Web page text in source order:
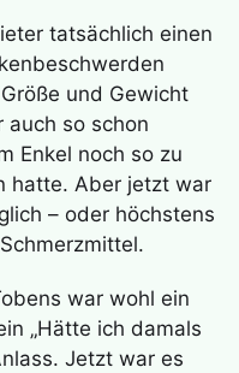
tatsächlich einen
und Gewicht
auch so schon
Enkel noch so zu
hatte. Aber jetzt war
– oder höchstens
war wohl ein
„Hätte ich damals
Jetzt war es